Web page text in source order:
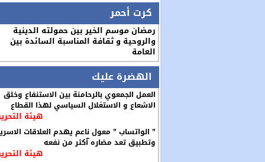
كرت أحمر
رمضان موسم الخير بين حمولته الدينية
والروحية و ثقافة المناسبة السائدة بين
العامة
الهضرة عليك
العمل الجمعوي بالرحامنة بين الاستنفاع وخلق
الاشعاع و الاستغلال السياسي لهذا القطاع
هيئة
” الواتساب ” معول ناعم يهدم العلاقات
وتطبيق تعد مضاره ّأكثر من نفعه
هيئة